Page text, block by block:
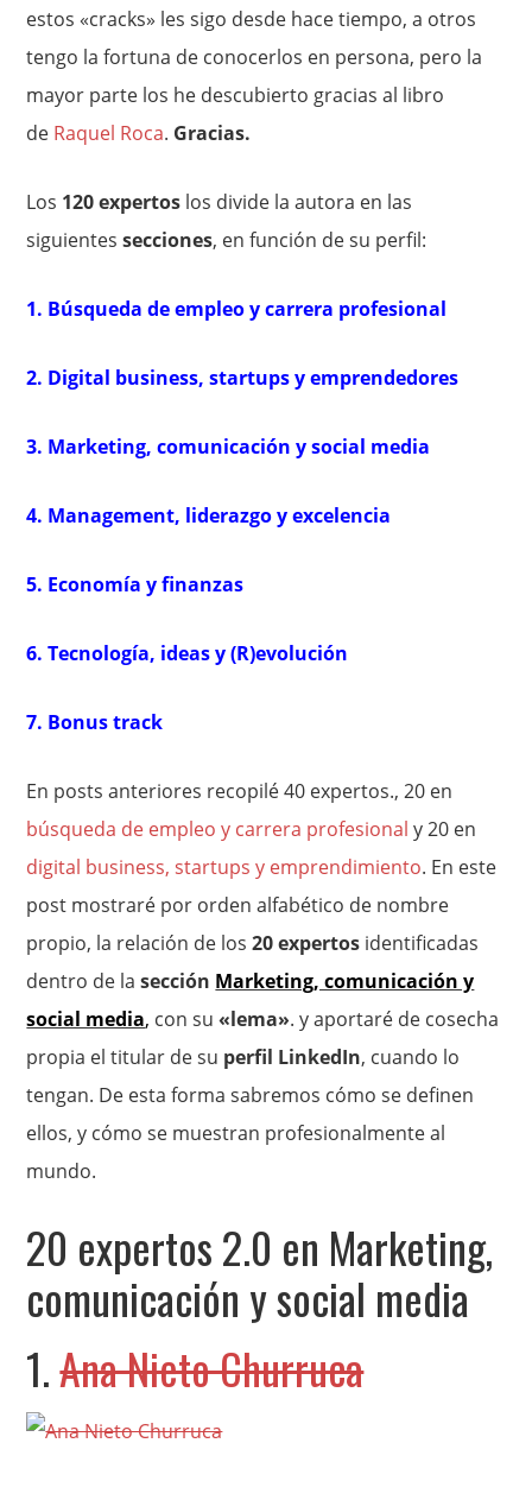
estos «cracks» les sigo desde hace tiempo, a otros
tengo la fortuna de conocerlos en persona, pero la
mayor parte los he descubierto gracias al libro
de Raquel Roca. Gracias.
Los 120 expertos los divide la autora en las
siguientessecciones, en función de su perfil:
1. Búsqueda de empleo y carrera profesional
2. Digital business, startups y emprendedores
3. Marketing, comunicación y social media
4. Management, liderazgo y excelencia
5. Economía y finanzas
6. Tecnología, ideas y (R)evolución
7. Bonus track
En posts anteriores recopilé 40 expertos., 20 en
búsqueda de empleo y carrera profesional y 20 en
digital business, startups y emprendimiento. En este
post mostraré por orden alfabético de nombre
propio, la relación de los20 expertos identificadas
dentro de lasección Marketing, comunicación y
social media, con su«lema». y aportaré de cosecha
propia el titular de su perfil LinkedIn, cuando lo
tengan. De esta forma sabremos cómo se definen
ellos, y cómo se muestran profesionalmente al
mundo.
20 expertos 2.0 en Marketing,
comunicación y social media
1.Ana Nieto Churruca